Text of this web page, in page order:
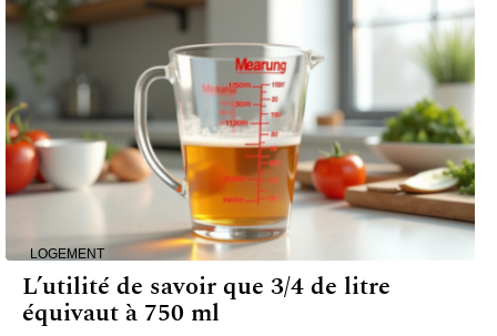
LOGEMENT
L’utilité de savoir que 3/4 de litre
équivaut à 750 ml